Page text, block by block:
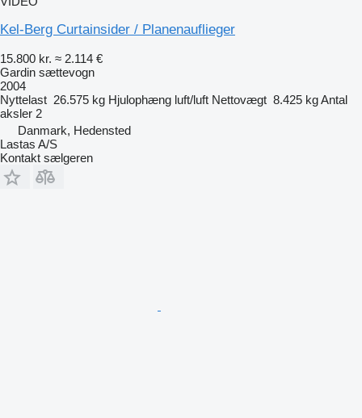
Kel-Berg Curtainsider / Planenauflieger
15.800 kr. ≈ 2.114 €
Gardin sættevogn
2004
Nyttelast 26.575 kg Hjulophæng luft/luft Nettovægt 8.425 kgAntal
aksler 2
Danmark, Hedensted
Lastas A/S
Kontakt sælgeren